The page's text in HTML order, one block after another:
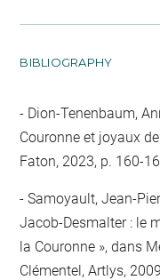
BIBLIOGRAPHY
Dion-Tenenbaum,
Couronne et joyaux
Faton, 2023, p. 160-
Samoyault, Jean-
Jacob-Desmalter : le
la Couronne », dans
Clémentel, Artlys,